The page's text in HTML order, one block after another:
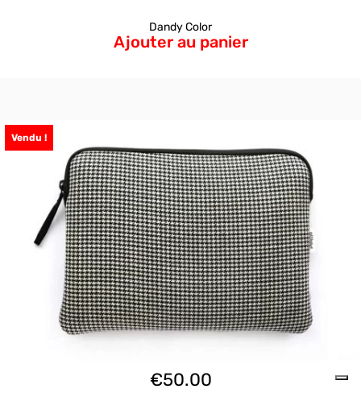
Dandy Color
Ajouter au panier
Vendu !
€50.00